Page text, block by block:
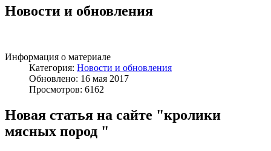
Новости и обновления
Информация о материале
Категория: Новости и обновления
Обновлено: 16 мая 2017
Просмотров: 6162
Новая статья на сайте "кролики
мясных пород "